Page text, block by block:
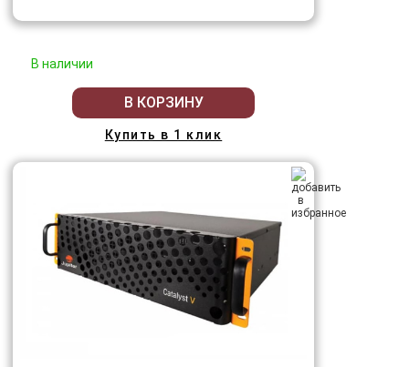
В наличии
В КОРЗИНУ
Купить в 1 клик